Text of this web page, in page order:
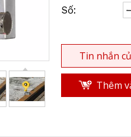
Số:
Tin nhắn
Thêm